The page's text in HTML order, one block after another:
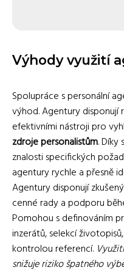
Výhody využití
Spolupráce s personální
výhod. Agentury disponují
efektivními nástroji pro
zdroje personalistům. Díky
znalosti specifických
agentury rychle a přesně
Agentury disponují
cenné rady a podporu
Pomohou s definováním
inzerátů, selekcí
kontrolou referencí.
snižuje riziko špatného